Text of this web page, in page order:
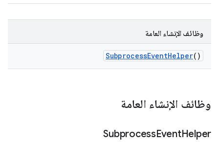
وظائف الإنشاء العامة
SubprocessEventHelper()
وظائف الإنشاء العامة
SubprocessEventHelper